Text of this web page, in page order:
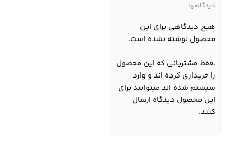
دیدگاهها
هیچ دیدگاهی برای این
محصول نوشته نشده است.
.فقط مشتریانی که این محصول
را خریداری کرده اند و وارد
سیستم شده اند میتوانند برای
این محصول دیدگاه ارسال
کنند.